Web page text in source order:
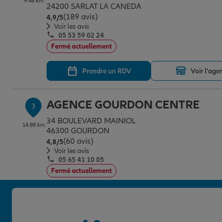
24200 SARLAT LA CANEDA
4,9/5Note de 4.9 sur 5
(189 avis)
Voir les avis
05 53 59 02 24
Fermé actuellement
Prendre un RDV Voir
3
14.89 km
AGENCE GOURDON CENTRE
34 BOULEVARD MAINIOL
46300 GOURDON
4,8/5Note de 4.8 sur 5
(60 avis)
Voir les avis
05 65 41 10 05
Fermé actuellement